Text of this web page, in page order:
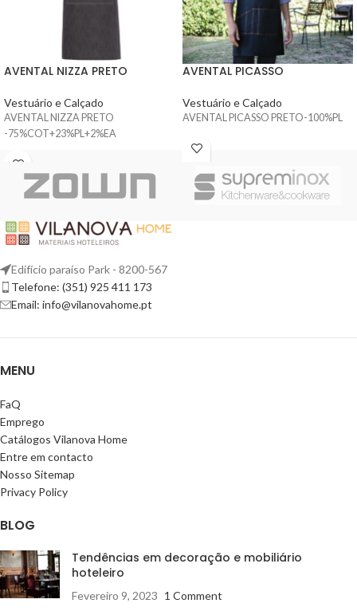
AVENTAL NIZZA PRETO
Vestuário e Calçado
AVENTAL NIZZA PRETO
-75%COT+23%PL+2%EA
AVENTAL PICASSO
Vestuário e Calçado
AVENTAL PICASSO PRETO-100%PL
Edifício paraíso Park - 8200-567
Telefone: (351) 925 411 173
Email: info@vilanovahome.pt
MENU
FaQ
Emprego
Catálogos Vilanova Home
Entre em contacto
Nosso Sitemap
Privacy Policy
BLOG
Tendências em decoração e mobiliário
hoteleiro
Fevereiro 9, 2023 1 Comment